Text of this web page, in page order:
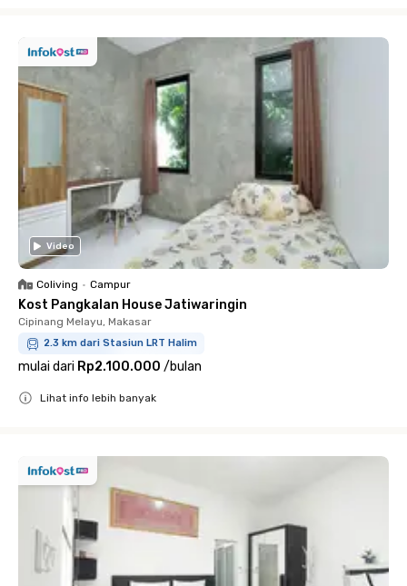
Video
Coliving • Campur
Kost Pangkalan House Jatiwaringin
Cipinang Melayu, Makasar
2.3 km dari Stasiun LRT Halim
mulai dari Rp2.100.000 /bulan
Lihat info lebih banyak